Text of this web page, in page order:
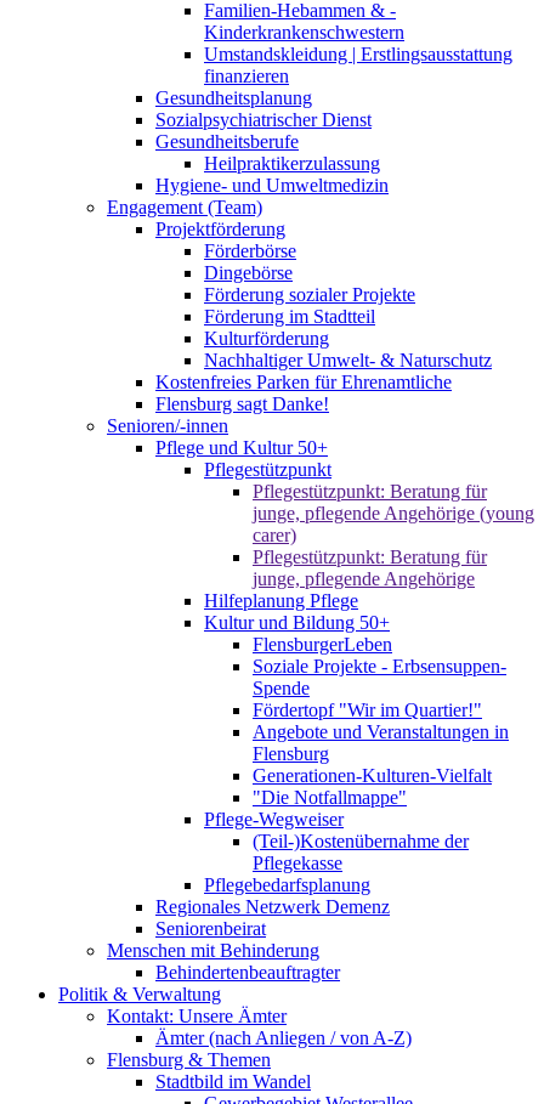
Familien-Hebammen & -
Kinderkrankenschwestern
Umstandskleidung | Erstlingsausstattung
finanzieren
Gesundheitsplanung
Sozialpsychiatrischer Dienst
Gesundheitsberufe
Heilpraktikerzulassung
Hygiene- und Umweltmedizin
Engagement (Team)
Projektförderung
Förderbörse
Dingebörse
Förderung sozialer Projekte
Förderung im Stadtteil
Kulturförderung
Nachhaltiger Umwelt- & Naturschutz
Kostenfreies Parken für Ehrenamtliche
Flensburg sagt Danke!
Senioren/-innen
Pflege und Kultur 50+
Pflegestützpunkt
Pflegestützpunkt: Beratung für
junge, pflegende Angehörige (young
carer)
Pflegestützpunkt: Beratung für
junge, pflegende Angehörige
Hilfeplanung Pflege
Kultur und Bildung 50+
FlensburgerLeben
Soziale Projekte - Erbsensuppen-
Spende
Fördertopf "Wir im Quartier!"
Angebote und Veranstaltungen in
Flensburg
Generationen-Kulturen-Vielfalt
"Die Notfallmappe"
Pflege-Wegweiser
(Teil-)Kostenübernahme der
Pflegekasse
Pflegebedarfsplanung
Regionales Netzwerk Demenz
Seniorenbeirat
Menschen mit Behinderung
Behindertenbeauftragter
Politik & Verwaltung
Kontakt: Unsere Ämter
Ämter (nach Anliegen / von A-Z)
Flensburg & Themen
Stadtbild im Wandel